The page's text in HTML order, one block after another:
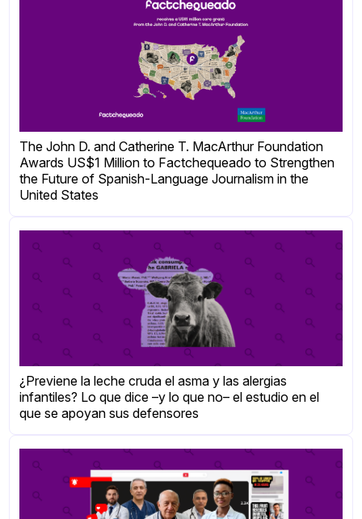
The John D. and Catherine T. MacArthur Foundation
Awards US$1 Million to Factchequeado to Strengthen
the Future of Spanish-Language Journalism in the
United States
¿Previene la leche cruda el asma y las alergias
infantiles? Lo que dice –y lo que no– el estudio en el
que se apoyan sus defensores